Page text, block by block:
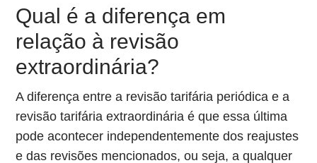
Qual é a diferença em
relação à revisão
extraordinária?
A diferença entre a revisão tarifária periódica e a
revisão tarifária extraordinária é que essa última
pode acontecer independentemente dos reajustes
e das revisões mencionados, ou seja, a qualquer